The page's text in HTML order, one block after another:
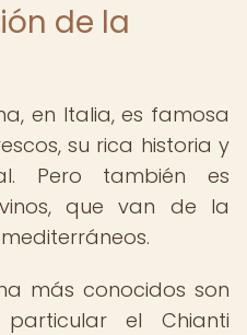
de la
en Italia, es famosa
su rica historia y
Pero también es
que van de la
más conocidos son
el Chianti